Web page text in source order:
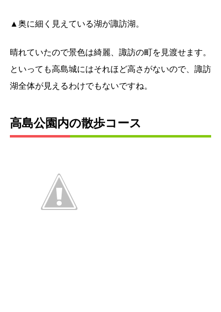
▲奥に細く見えている湖が諏訪湖。
晴れていたので景色は綺麗、諏訪の町を見渡せます。
といっても高島城にはそれほど高さがないので、諏訪
湖全体が見えるわけでもないですね。
高島公園内の散歩コース